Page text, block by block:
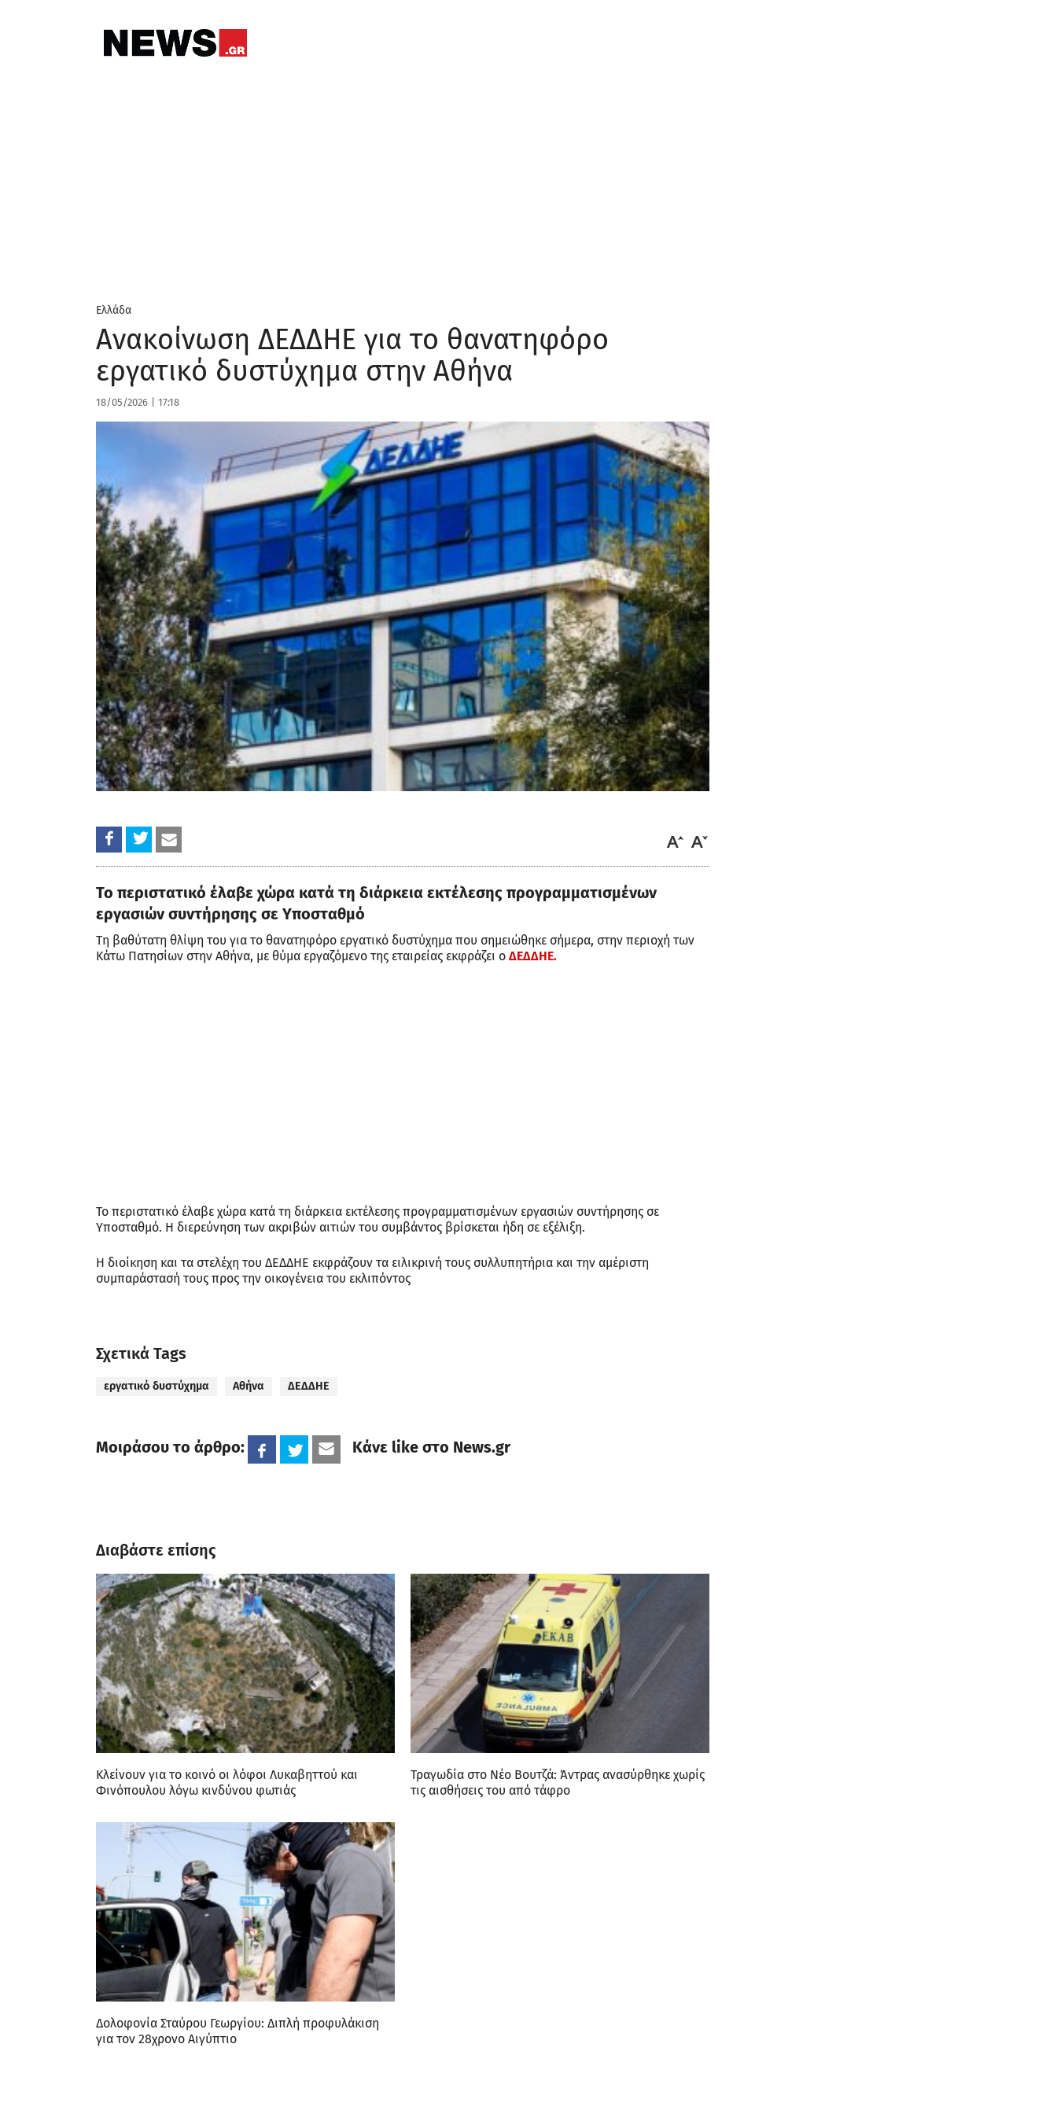
Ελλάδα
Ανακοίνωση ΔΕΔΔΗΕ για το θανατηφόρο
εργατικό δυστύχημα στην Αθήνα
18/05/2026 17:18
Το περιστατικό έλαβε χώρα κατά τη διάρκεια εκτέλεσης προγραμματισμένων
εργασιών συντήρησης σε Υποσταθμό
Τη βαθύτατη θλίψη του για το θανατηφόρο εργατικό δυστύχημα που σημειώθηκε σήμερα, στην περιοχή των
Κάτω Πατησίων στην Αθήνα, με θύμα εργαζόμενο της εταιρείας εκφράζει ο ΔΕΔΔΗΕ.
Το περιστατικό έλαβε χώρα κατά τη διάρκεια εκτέλεσης προγραμματισμένων εργασιών συντήρησης σε
Υποσταθμό. Η διερεύνηση των ακριβών αιτιών του συμβάντος βρίσκεται ήδη σε εξέλιξη.
Η διοίκηση και τα στελέχη του ΔΕΔΔΗΕ εκφράζουν τα ειλικρινή τους συλλυπητήρια και την αμέριστη
συμπαράστασή τους προς την οικογένεια του εκλιπόντος
Σχετικά Tags
εργατικό δυστύχημα Αθήνα ΔΕΔΔΗΕ
Μοιράσου το άρθρο: Κάνε like στο News.gr
Διαβάστε επίσης
Κλείνουν για το κοινό οι λόφοι Λυκαβηττού και
Φινόπουλου λόγω κινδύνου φωτιάς
Τραγωδία στο Νέο Βουτζά: Άντρας ανασύρθηκε χωρίς
τις αισθήσεις του από τάφρο
Δολοφονία Σταύρου Γεωργίου: Διπλή προφυλάκιση
για τον 28χρονο Αιγύπτιο